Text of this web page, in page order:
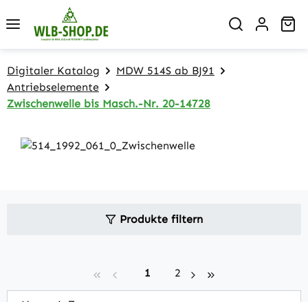
Zum Hauptinhalt springen
Digitaler Katalog
MDW 514S ab BJ91
Antriebselemente
Zwischenwelle bis Masch.-Nr. 20-14728
Produkte filtern
Seite
1 Seite
2